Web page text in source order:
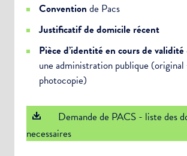
Convention de Pacs
Justificatif de domicile récent
Pièce d’identité en cours de validité
une administration publique (original
photocopie)
Demande de PACS - liste des
necessaires